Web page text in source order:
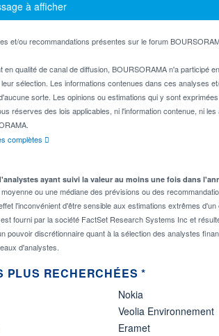
à afficher
et/ou recommandations présentes sur le forum
en qualité de canal de diffusion, BOURSORAMA n'a participé
sélection. Les informations contenues dans ces analyses
sorte. Les opinions ou estimations qui y sont
réserves des lois applicables, ni l'information contenue, ni
complètes
ayant suivi la valeur au moins une fois dans
ou une médiane des prévisions ou des
l'inconvénient d'être sensible aux estimations extrêmes
fourni par la société FactSet Research Systems Inc et
pouvoir discrétionnaire quant à la sélection des analystes
d'analystes.
PLUS RECHERCHÉES *
Nokia
Veolia Environnement
Eramet